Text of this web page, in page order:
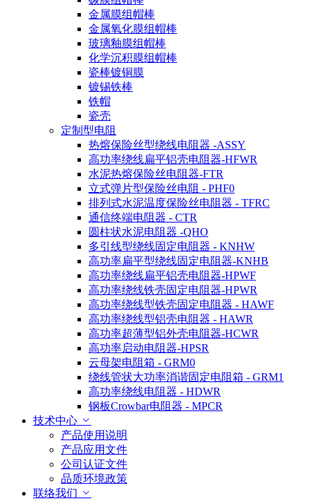
金属膜组帽棒
金属氧化膜组帽棒
玻璃釉膜组帽棒
化学沉积膜组帽棒
瓷棒镀铜膜
镀锡铁棒
铁帽
瓷壳
定制型电阻
热熔保险丝型绕线电阻器 -ASSY
高功率绕线扁平铝壳电阻器-HFWR
水泥热熔保险丝电阻器-FTR
立式弹片型保险丝电阻 - PHF0
排列式水泥温度保险丝电阻器 - TFRC
通信终端电阻器 - CTR
圆柱状水泥电阻器 -QHO
多引线型绕线固定电阻器 - KNHW
高功率扁平型绕线固定电阻器-KNHB
高功率绕线扁平铝壳电阻器-HPWF
高功率绕线铁壳固定电阻器-HPWR
高功率绕线型铁壳固定电阻器 - HAWF
高功率绕线型铝壳电阻器 - HAWR
高功率超薄型铝外壳电阻器-HCWR
高功率启动电阻器-HPSR
云母架电阻箱 - GRM0
绕线管状大功率消谐固定电阻箱 - GRM1
高功率绕线电阻器 - HDWR
钢板Crowbar电阻器 - MPCR
技术中心
产品使用说明
产品应用文件
公司认证文件
品质环境政策
联络我们